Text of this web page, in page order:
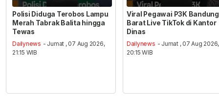
Polisi Diduga Terobos Lampu
Merah Tabrak Balita hingga
Tewas
Dailynews - Jumat , 07 Aug 2026,
21:15 WIB
Viral Pegawai P3K Bandung
Barat Live TikTok di Kantor
Dinas
Dailynews - Jumat , 07 Aug 2026,
20:15 WIB